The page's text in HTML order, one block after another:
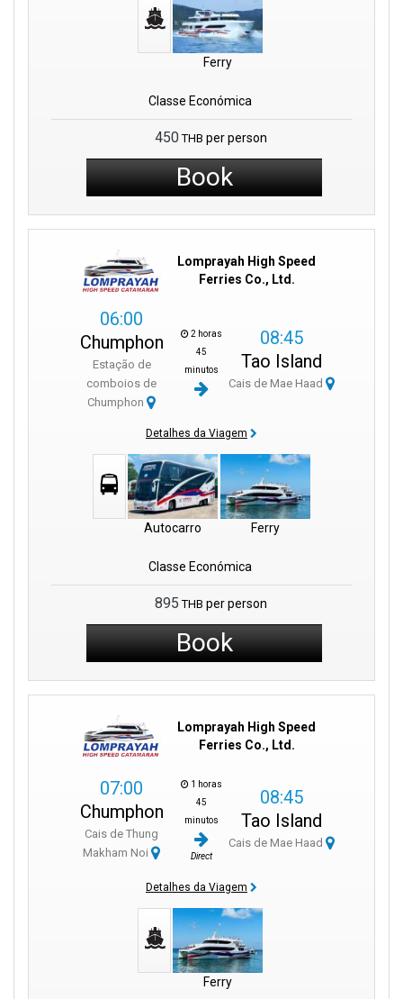
Ferry
Classe Económica
450 THB per person
Book
Lomprayah High Speed
Ferries Co., Ltd.
06:00
Chumphon
Estação de
comboios de
Chumphon
2 horas
45
minutos
08:45
Tao Island
Cais de Mae Haad
Detalhes da Viagem
Autocarro Ferry
Classe Económica
895 THB per person
Book
Lomprayah High Speed
Ferries Co., Ltd.
07:00
Chumphon
Cais de Thung
Makham Noi
1 horas
45
minutos
Direct
08:45
Tao Island
Cais de Mae Haad
Detalhes da Viagem
Ferry